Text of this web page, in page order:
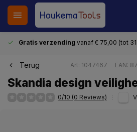
Gratis verzending vanaf € 75,00 (tot
Terug Art: 1047467 EAN:
Skandia design
0/10 (0 Reviews)